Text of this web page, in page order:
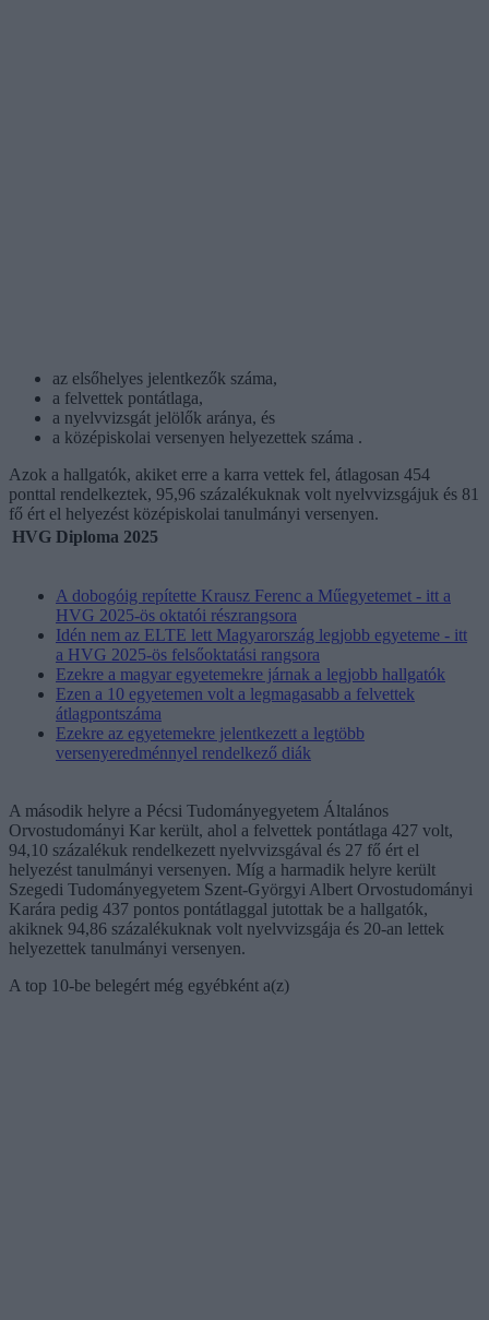
az elsőhelyes jelentkezők száma,
a felvettek pontátlaga,
a nyelvvizsgát jelölők aránya, és
a középiskolai versenyen helyezettek száma .
Azok a hallgatók, akiket erre a karra vettek fel, átlagosan 454
ponttal rendelkeztek, 95,96 százalékuknak volt nyelvvizsgájuk és 81
fő ért el helyezést középiskolai tanulmányi versenyen.
HVG Diploma 2025
A dobogóig repítette Krausz Ferenc a Műegyetemet - itt a
HVG 2025-ös oktatói részrangsora
Idén nem az ELTE lett Magyarország legjobb egyeteme - itt
a HVG 2025-ös felsőoktatási rangsora
Ezekre a magyar egyetemekre járnak a legjobb hallgatók
Ezen a 10 egyetemen volt a legmagasabb a felvettek
átlagpontszáma
Ezekre az egyetemekre jelentkezett a legtöbb
versenyeredménnyel rendelkező diák
A második helyre a Pécsi Tudományegyetem Általános
Orvostudományi Kar került, ahol a felvettek pontátlaga 427 volt,
94,10 százalékuk rendelkezett nyelvvizsgával és 27 fő ért el
helyezést tanulmányi versenyen. Míg a harmadik helyre került
Szegedi Tudományegyetem Szent-Györgyi Albert Orvostudományi
Karára pedig 437 pontos pontátlaggal jutottak be a hallgatók,
akiknek 94,86 százalékuknak volt nyelvvizsgája és 20-an lettek
helyezettek tanulmányi versenyen.
A top 10-be belegért még egyébként a(z)